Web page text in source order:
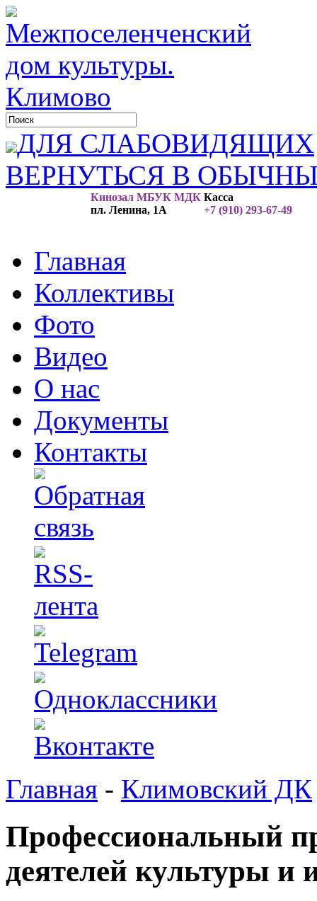
ДЛЯ СЛАБОВИДЯЩИХ
ВЕРНУТЬСЯ В
Кинозал МБУК МДК
пл. Ленина, 1А
Касса
+7 (910) 293-67-49
Главная
Коллективы
Фото
Видео
О нас
Документы
Контакты
Главная - Климовский ДК
Профессиональный
деятелей культуры и